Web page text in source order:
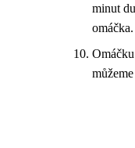
minut
omáčka.